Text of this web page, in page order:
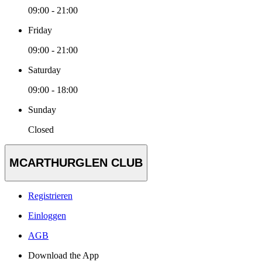
09:00 - 21:00
Friday
09:00 - 21:00
Saturday
09:00 - 18:00
Sunday
Closed
MCARTHURGLEN CLUB
Registrieren
Einloggen
AGB
Download the App